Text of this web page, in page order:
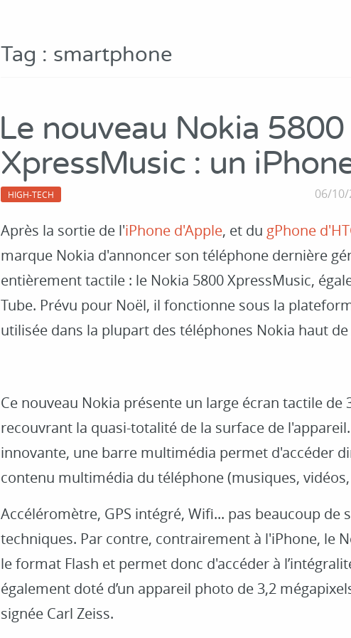
Tag : smartphone
Le nouveau Nokia 5800
XpressMusic : un
HIGH-TECH 06/10/
Après la sortie de l'iPhone d'Apple, et du gPhone
marque Nokia d'annoncer son téléphone dernière
entièrement tactile : le Nokia 5800 XpressMusic,
Tube. Prévu pour Noël, il fonctionne sous la
utilisée dans la plupart des téléphones Nokia haut
Ce nouveau Nokia présente un large écran tactile de
recouvrant la quasi-totalité de la surface de
innovante, une barre multimédia permet d'accéder
contenu multimédia du téléphone (musiques,
Accéléromètre, GPS intégré, Wifi... pas beaucoup de
techniques. Par contre, contrairement à l'iPhone, le
le format Flash et permet donc d'accéder à
également doté d’un appareil photo de 3,2
signée Carl Zeiss.